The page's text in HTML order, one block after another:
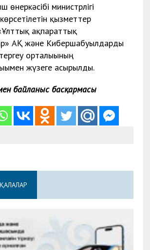
өнеркәсібі министрлігі
қызметтер
ақпараттық
АҚ және Кибершабуылдарды
орталығының
жүзеге асырылды.
байланыс басқармасы